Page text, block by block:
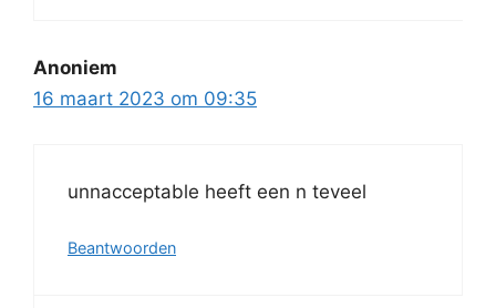
Anoniem
16 maart 2023 om 09:35
unnacceptable heeft een n teveel
Beantwoorden